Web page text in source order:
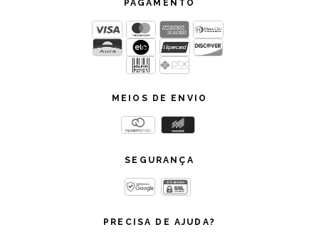
PAGAMENTO
MEIOS DE ENVIO
SEGURANÇA
PRECISA DE AJUDA?